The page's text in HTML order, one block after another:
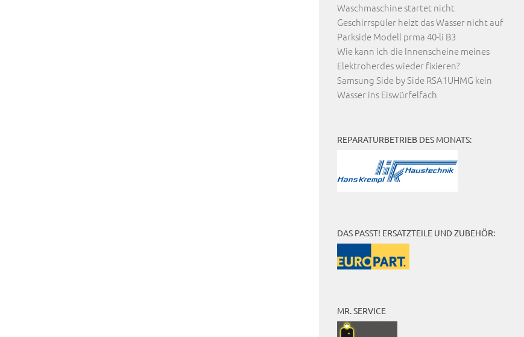
Waschmaschine startet nicht
Geschirrspüler heizt das Wasser nicht auf
Parkside Modell prma 40-li B3
Wie kann ich die Innenscheine meines
Elektroherdes wieder fixieren?
Samsung Side by Side RSA1UHMG kein
Wasser ins Eiswürfelfach
REPARATURBETRIEB DES MONATS:
DAS PASST! ERSATZTEILE UND ZUBEHÖR:
MR. SERVICE